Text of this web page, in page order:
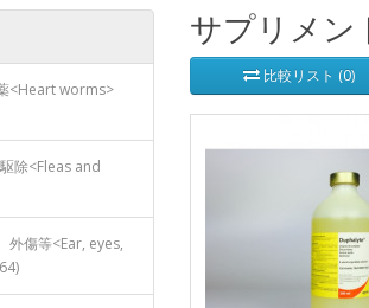
<Heart worms>
除<Fleas and
外傷等<Ear, eyes,
サプリメン
比較リスト (0)